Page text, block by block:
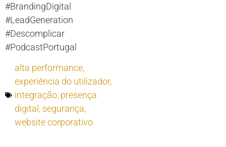
#BrandingDigital
#LeadGeneration
#Descomplicar
#PodcastPortugal
alta performance,
experiência do utilizador,
integração, presença
digital , segurança,
website corporativo